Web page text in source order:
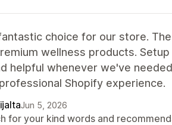
choice for our store.
wellness products.
helpful whenever we've
Shopify experience.
Jun 5, 2026
for your kind words and